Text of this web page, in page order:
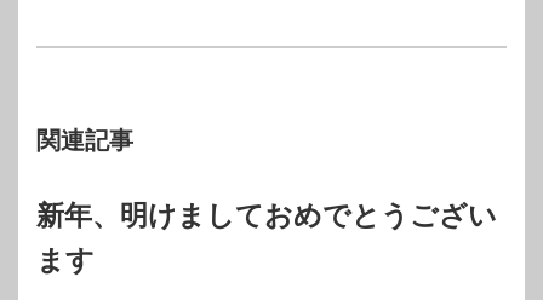
関連記事
新年、明けましておめでとうござい
ます